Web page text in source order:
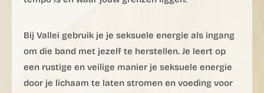
Bij Vallei gebruik je je seksuele energie als ingang
om die band met jezelf te herstellen. Je leert op
een rustige en veilige manier je seksuele energie
door je lichaam te laten stromen en voeding voor